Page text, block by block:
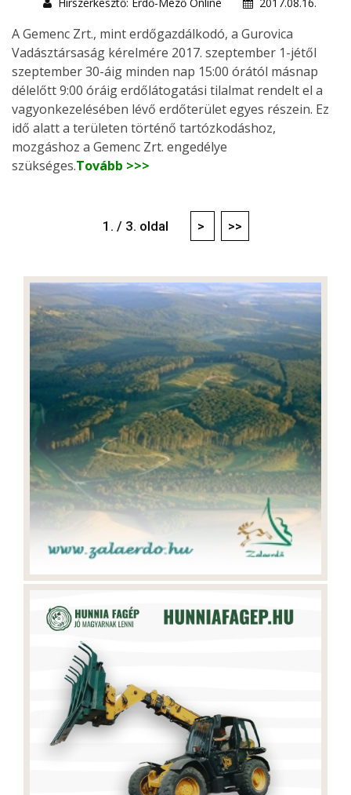
A Gemenc Zrt., mint erdőgazdálkodó, a Gurovica
Vadásztársaság kérelmére 2017. szeptember 1-jétől
szeptember 30-áig minden nap 15:00 órától másnap
délelőtt 9:00 óráig erdőlátogatási tilalmat rendelt el a
vagyonkezelésében lévő erdőterület egyes részein. Ez
idő alatt a területen történő tartózkodáshoz,
mozgáshoz a Gemenc Zrt. engedélye
szükséges.Tovább >>>
1. / 3. oldal > >>